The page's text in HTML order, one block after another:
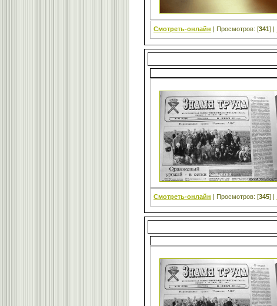
Смотреть-онлайн | Просмотров: [341] |
Смотреть-онлайн | Просмотров: [345] |